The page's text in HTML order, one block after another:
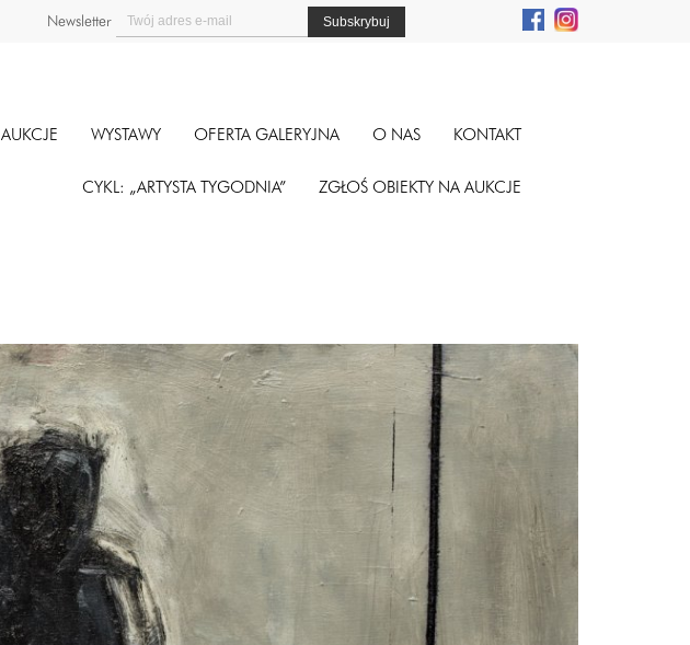
Newsletter
AUKCJE WYSTAWY OFERTA GALERYJNA O NAS KONTAKT
CYKL: „ARTYSTA TYGODNIA” ZGŁOŚ OBIEKTY NA AUKCJE